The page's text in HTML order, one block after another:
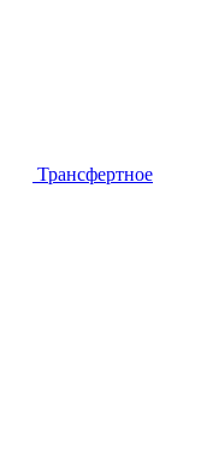
Трансфертное